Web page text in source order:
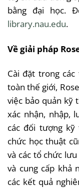
bằng đại học.
library.nau.edu.
Vềgiải pháp
Cài đặt trong các
toàn thế giới,
việc bảo quản kỹ
xác nhận, nhập,
các đối tượng kỹ
chức học thuật
và các tổ chức lưu
và cung cấp khả
các kết quả